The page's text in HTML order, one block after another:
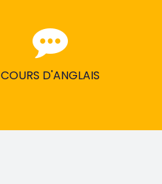
COURS D'ANGLAIS